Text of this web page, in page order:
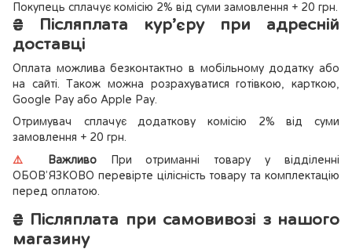
Покупець сплачує комісію 2% від суми замовлення + 20 грн.
₴ Післяплата кур’єру при адресній
доставці
Оплата можлива безконтактно в мобільному додатку або
на сайті. Також можна розрахуватися готівкою, карткою,
Google Pay або Apple Pay.
Отримувач сплачує додаткову комісію 2% від суми
замовлення + 20 грн.
⚠️
ВажливоПри отриманні товару у відділенні
ОБОВ’ЯЗКОВО перевірте цілісність товару та комплектацію
перед оплатою.
₴ Післяплата при самовивозі з нашого
магазину